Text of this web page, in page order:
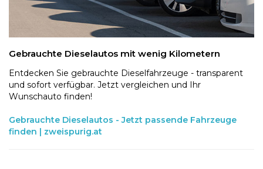
Gebrauchte Dieselautos mit wenig Kilometern
Entdecken Sie gebrauchte Dieselfahrzeuge - transparent
und sofort verfügbar. Jetzt vergleichen und Ihr
Wunschauto finden!
Gebrauchte Dieselautos - Jetzt passende Fahrzeuge
finden | zweispurig.at